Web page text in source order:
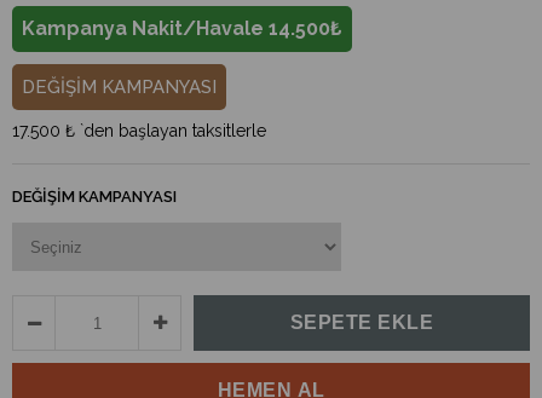
Kampanya Nakit/Havale 14.500₺
DEĞİŞİM KAMPANYASI
17.500 ₺ `den başlayan taksitlerle
DEĞIŞIM KAMPANYASI